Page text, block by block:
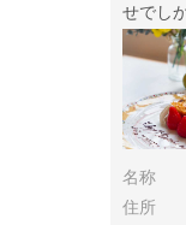
せでし
ージの
名称
住所